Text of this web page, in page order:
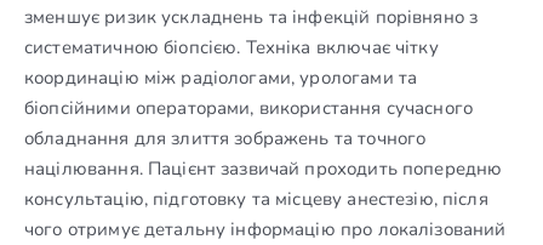
зменшує ризик ускладнень та інфекцій порівняно з
систематичною біопсією. Техніка включає чітку
координацію між радіологами, урологами та
біопсійними операторами, використання сучасного
обладнання для злиття зображень та точного
націлювання. Пацієнт зазвичай проходить попередню
консультацію, підготовку та місцеву анестезію, після
чого отримує детальну інформацію про локалізований